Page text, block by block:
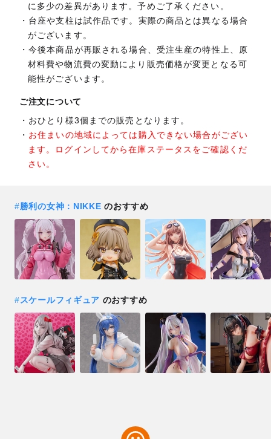
に多少の差異があります。予めご了承ください。
台座や支柱は試作品です。実際の商品とは異なる場合
がございます。
今後本商品が再販される場合、受注生産の特性上、原
材料費や物流費の変動により販売価格が変更となる可
能性がございます。
ご注文について
おひとり様3個までの販売となります。
お住まいの地域によっては購入できない場合がござい
ます。ログインしてから在庫ステータスをご確認くだ
さい。
#勝利の女神：NIKKE のおすすめ
#スケールフィギュア のおすすめ